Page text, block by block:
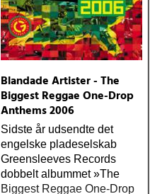
Blandade Artister - The
Biggest Reggae One-Drop
Anthems 2006
Sidste år udsendte det
engelske pladeselskab
Greensleeves Records
dobbelt albummet »The
Biggest Reggae One-Drop